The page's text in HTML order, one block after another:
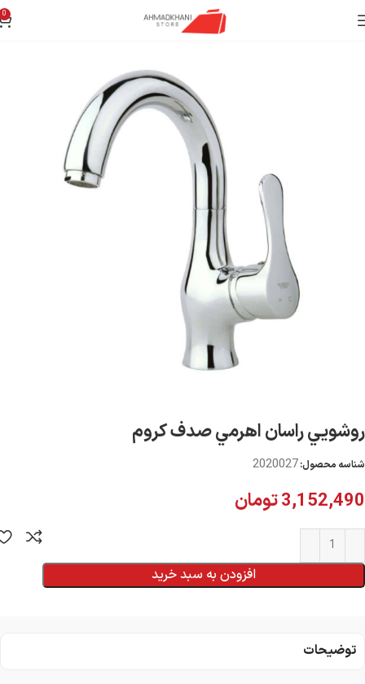
0
خانه رو کار روشویی
روشويي راسان اهرمي صدف كروم
شناسه محصول:2020027
3,152,490تومان
افزودن به سبد خرید
توضیحات